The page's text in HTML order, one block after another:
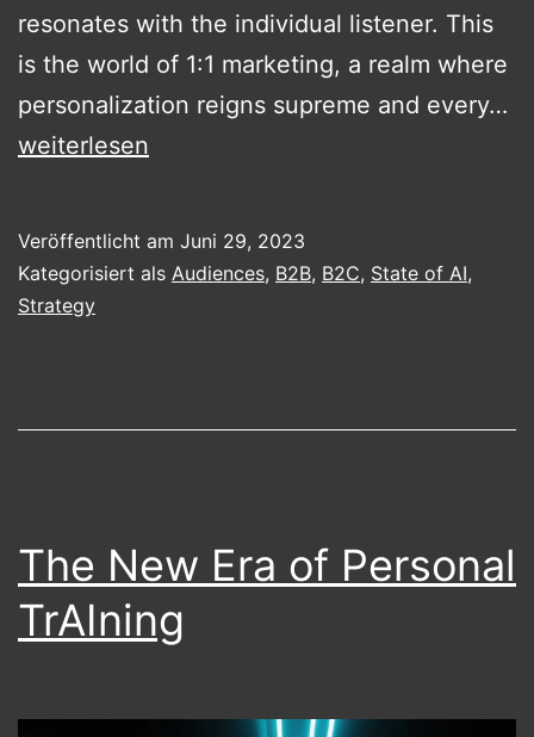
resonates with the individual listener. This
is the world of 1:1 marketing, a realm where
personalization reigns supreme and every…
of
AI
weiterlesen
Veröffentlicht am Juni 29, 2023
Kategorisiert als Audiences, B2B, B2C, State of AI,
Strategy
The New Era of Personal
TrAIning